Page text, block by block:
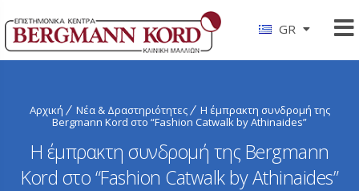
GR
Αρχική Νέα & Δραστηριότητες
Η έμπρακτη συνδρομή της
Bergmann Kord στο “Fashion Catwalk by Athinaides”
Η έμπρακτη συνδρομή της Bergmann
Kord στο “Fashion Catwalk by Athinaides”